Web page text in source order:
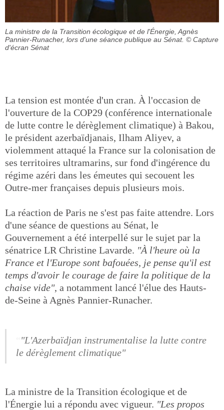
La ministre de la Transition écologique et de l'Énergie, Agnès
Pannier-Runacher, lors d'une séance publique au Sénat. © Capture
d'écran Sénat
La tension est montée d'un cran. À l'occasion de
l'ouverture de la COP29 (conférence internationale
de lutte contre le dérèglement climatique) à Bakou,
le président azerbaïdjanais, Ilham Aliyev, a
violemment attaqué la France sur la colonisation de
ses territoires ultramarins, sur fond d'ingérence du
régime azéri dans les émeutes qui secouent les
Outre-mer françaises depuis plusieurs mois.
La réaction de Paris ne s'est pas faite attendre. Lors
d'une séance de questions au Sénat, le
Gouvernement a été interpellé sur le sujet par la
sénatrice LR Christine Lavarde. "À l'heure où la
France et l'Europe sont bafouées, je pense qu'il est
temps d'avoir le courage de faire la politique de la
chaise vide", a notamment lancé l'élue des Hauts-
de-Seine à Agnès Pannier-Runacher.
"L'Azerbaïdjan instrumentalise la lutte contre
le dérèglement climatique"
La ministre de la Transition écologique et de
l'Énergie lui a répondu avec vigueur. "Les propos